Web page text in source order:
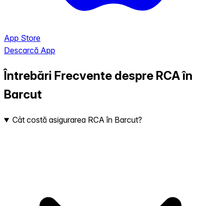
App Store
Descarcă App
Întrebări Frecvente despre RCA în
Barcut
Cât costă asigurarea RCA în Barcut?